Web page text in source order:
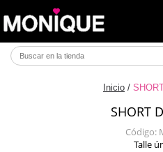
Inicio /
SHORT
Código:
Talle